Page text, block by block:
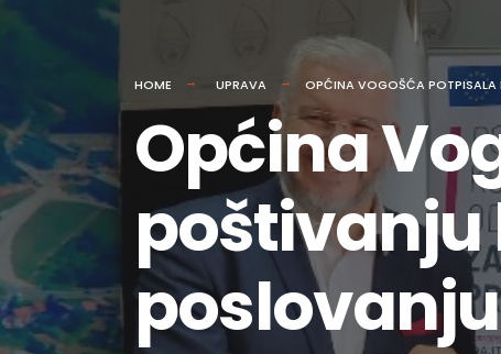
HOME UPRAVA OPĆINA VOGOŠĆA POTPISALA
Općina
poštivanju
poslovanju